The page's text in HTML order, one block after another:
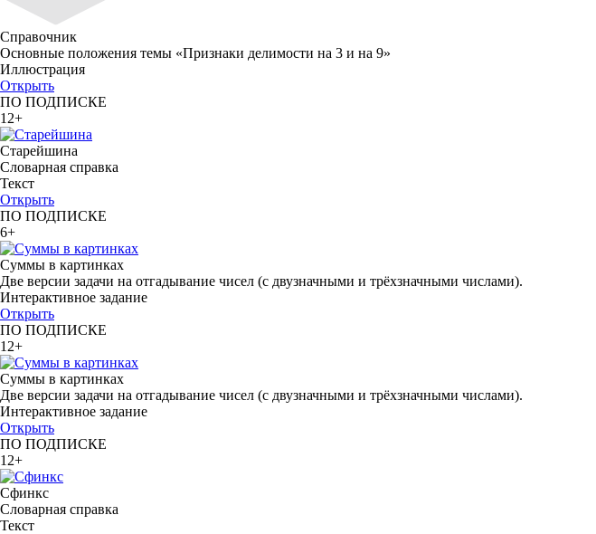
Справочник
Основные положения темы «Признаки делимости на 3 и на 9»
Иллюстрация
Открыть
ПО ПОДПИСКЕ
12+
Старейшина
Словарная справка
Текст
Открыть
ПО ПОДПИСКЕ
6+
Суммы в картинках
Две версии задачи на отгадывание чисел (с двузначными и трёхзначными числами).
Интерактивное задание
Открыть
ПО ПОДПИСКЕ
12+
Суммы в картинках
Две версии задачи на отгадывание чисел (с двузначными и трёхзначными числами).
Интерактивное задание
Открыть
ПО ПОДПИСКЕ
12+
Сфинкс
Словарная справка
Текст